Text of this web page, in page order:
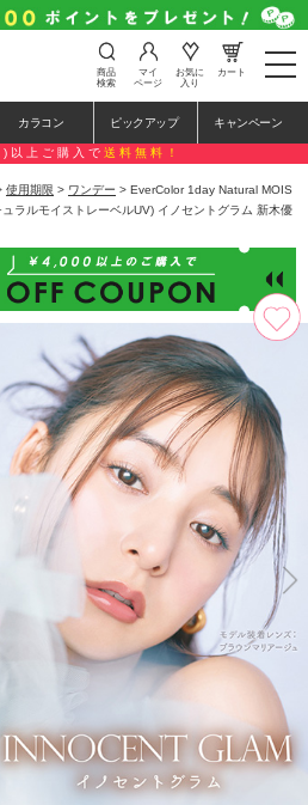
t
o
e
n
a
v
i
t
i
o
n
商品
検索
マイ
ページ
お気に
入り
カート
カラコン ピックアップ キャンペーン
上ご購入で 送料無料！
使用期限 > ワンデー > EverColor 1day Natural MOIS
ラルモイストレーベルUV) イノセントグラム 新木優